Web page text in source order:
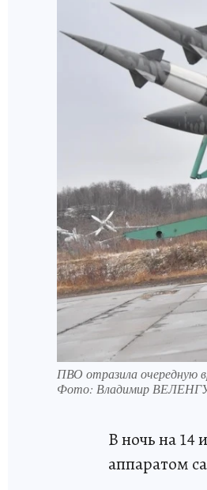
ПВО отразила очередную
Фото: Владимир
В ночь на 14
аппаратом